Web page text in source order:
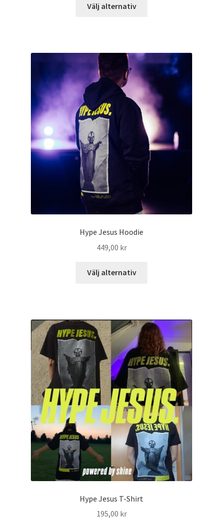
Välj alternativ
Hype Jesus Hoodie
449,00 kr
Välj alternativ
Hype Jesus T-Shirt
195,00 kr